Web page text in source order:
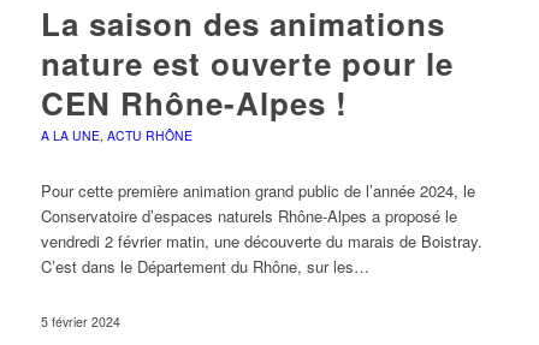
La saison des animations
nature est ouverte pour le
CEN Rhône-Alpes !
A LA UNE, ACTU RHÔNE
Pour cette première animation grand public de l’année 2024, le
Conservatoire d’espaces naturels Rhône-Alpes a proposé le
vendredi 2 février matin, une découverte du marais de Boistray.
C’est dans le Département du Rhône, sur les…
5 février 2024